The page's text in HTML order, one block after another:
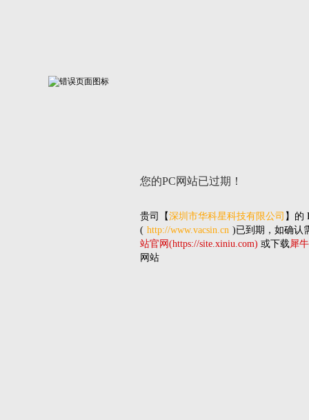
您的PC网站已过期！
贵司 【深圳市华科星科技有限公司 】的
( http://www.vacsin.cn )已到期，如确认
站官网(https://site.xiniu.com) 或下载犀
网站